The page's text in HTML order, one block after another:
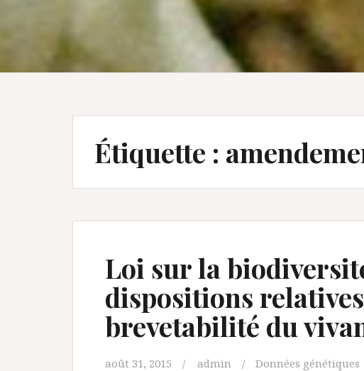
Étiquette :
Loi sur la
dispositions
brevetabilité du
août 31, 2015 admin Données génétiques